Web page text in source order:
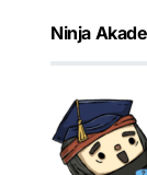
Ninja